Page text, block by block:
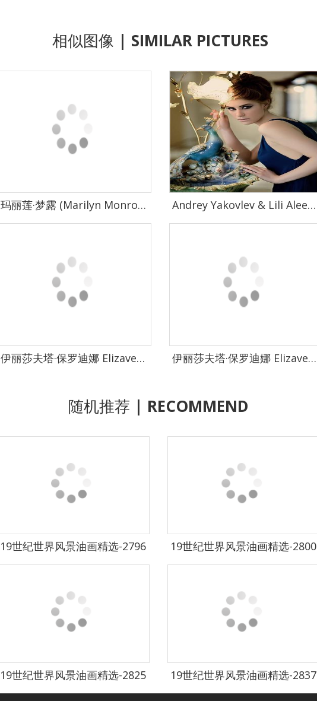
相似图像 | SIMILAR PICTURES
玛丽莲·梦露 (Marilyn Monroe)影集-035 Andrey Yakovlev & Lili Aleeva Andrey Yakovlev & Lili Aleeva 摄影作品集-0260
伊丽莎夫塔·保罗迪娜 Elizaveta Porodina 伊丽莎夫塔·保罗迪娜 摄影作品集-0200 伊丽莎夫塔·保罗迪娜 Elizaveta Porodina 伊丽莎夫塔·保罗迪娜 摄影作品集-0560
随机推荐 | RECOMMEND
19世纪世界风景油画精选-2796 19世纪世界风景油画精选-2800
19世纪世界风景油画精选-2825 19世纪世界风景油画精选-2837